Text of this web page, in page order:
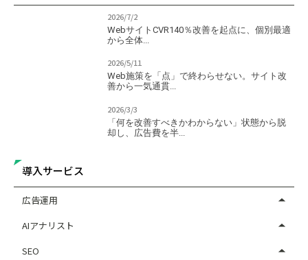
2026/7/2
WebサイトCVR140％改善を起点に、個別最適
から全体...
2026/5/11
Web施策を「点」で終わらせない。サイト改
善から一気通貫...
2026/3/3
「何を改善すべきかわからない」状態から脱
却し、広告費を半...
導入サービス
広告運用
AIアナリスト
SEO